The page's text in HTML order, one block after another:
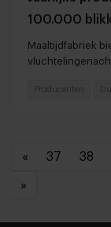
100.000
Maaltijdfabriek
Producenten
« 37 38
»